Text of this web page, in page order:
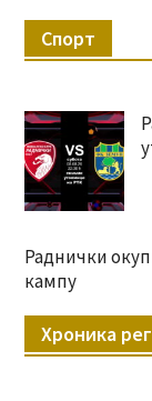
Спорт
Раднички
кампу
Хроника